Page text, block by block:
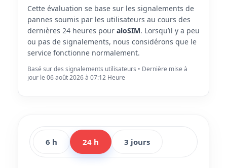
Cette évaluation se base sur les signalements de
pannes soumis par les utilisateurs au cours des
dernières 24 heures pour aloSIM. Lorsqu’il y a peu
ou pas de signalements, nous considérons que le
service fonctionne normalement.
Basé sur des signalements utilisateurs • Dernière mise à
jour le 06 août 2026 à 07:12 Heure
6 h 24 h 3 jours